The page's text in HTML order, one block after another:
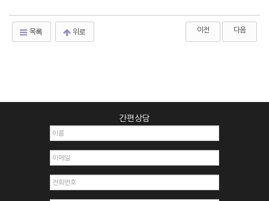
목록 위로 이전 다음
간편상담